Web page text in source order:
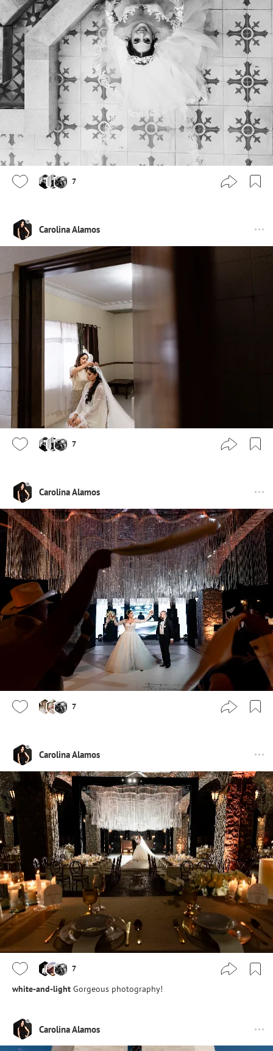
7
Carolina Alamos
7
Carolina Alamos
7
Carolina Alamos
7
white-and-light Gorgeous photography!
Carolina Alamos